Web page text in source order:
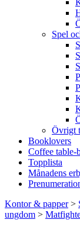
Spel
Övrigt
Booklovers
Coffee table-
Topplista
Månadens
Kontor & papper>
ungdom >